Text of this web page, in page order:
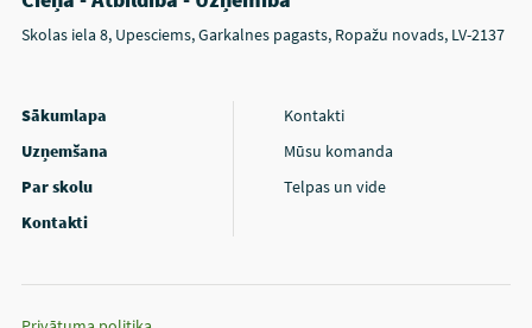
Skolas iela 8, Upesciems, Garkalnes pagasts, Ropažu novads, LV-2137
Sākumlapa
Uzņemšana
Par skolu
Kontakti
Kontakti
Mūsu komanda
Telpas un vide